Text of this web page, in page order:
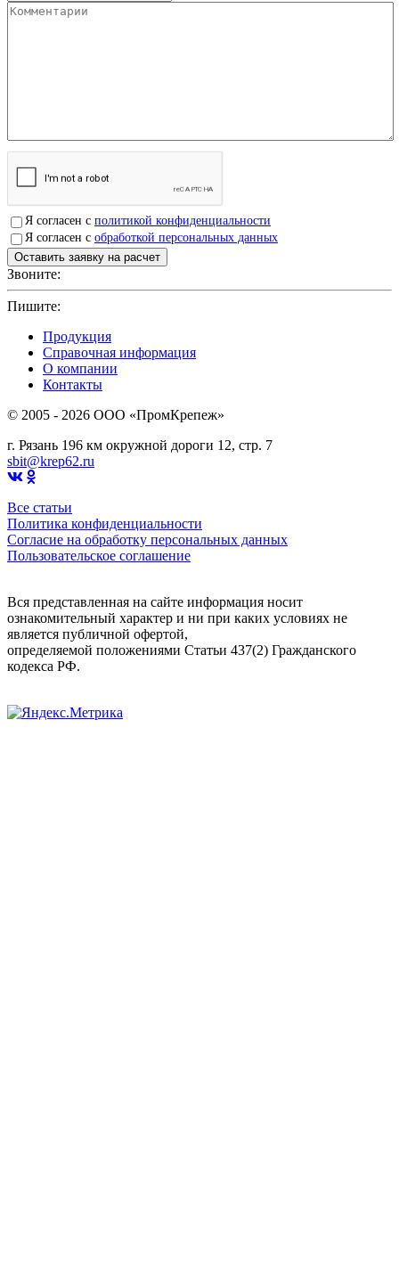
Я согласен с политикой конфиденциальности
Я согласен с обработкой персональных данных
Звоните:
Пишите:
Продукция
Справочная информация
О компании
Контакты
© 2005 - 2026 OOO «ПромКрепеж»
г. Рязань 196 км окружной дороги 12, стр. 7
sbit@krep62.ru
Все статьи
Политика конфиденциальности
Согласие на обработку персональных данных
Пользовательское соглашение
Вся представленная на сайте информация носит
ознакомительный характер и ни при каких условиях не
является публичной офертой,
определяемой положениями Статьи 437(2) Гражданского
кодекса РФ.